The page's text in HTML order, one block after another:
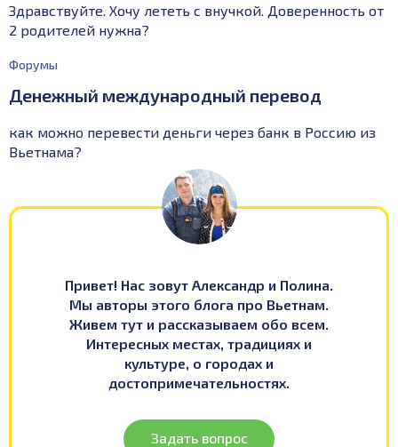
Здравствуйте. Хочу лететь с внучкой. Доверенность от
2 родителей нужна?
Форумы
Денежный международный перевод
как можно перевести деньги через банк в Россию из
Вьетнама?
Привет! Нас зовут Александр и Полина.
Мы авторы этого блога про Вьетнам.
Живем тут и рассказываем обо всем.
Интересных местах, традициях и
культуре, о городах и
достопримечательностях.
Задать вопрос